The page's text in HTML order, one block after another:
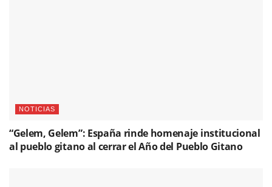
NOTICIAS
“Gelem, Gelem”: España rinde homenaje institucional
al pueblo gitano al cerrar el Año del Pueblo Gitano